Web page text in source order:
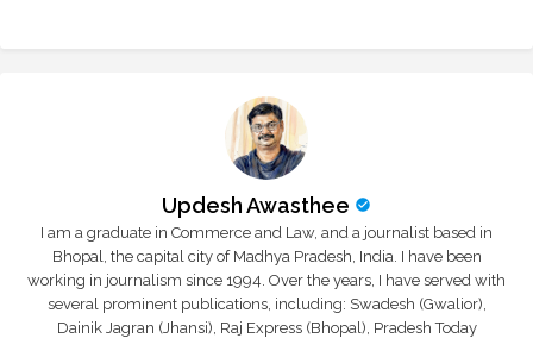
Updesh Awasthee
I am a graduate in Commerce and Law, and a journalist based in
Bhopal, the capital city of Madhya Pradesh, India. I have been
working in journalism since 1994. Over the years, I have served with
several prominent publications, including: Swadesh (Gwalior),
Dainik Jagran (Jhansi), Raj Express (Bhopal), Pradesh Today